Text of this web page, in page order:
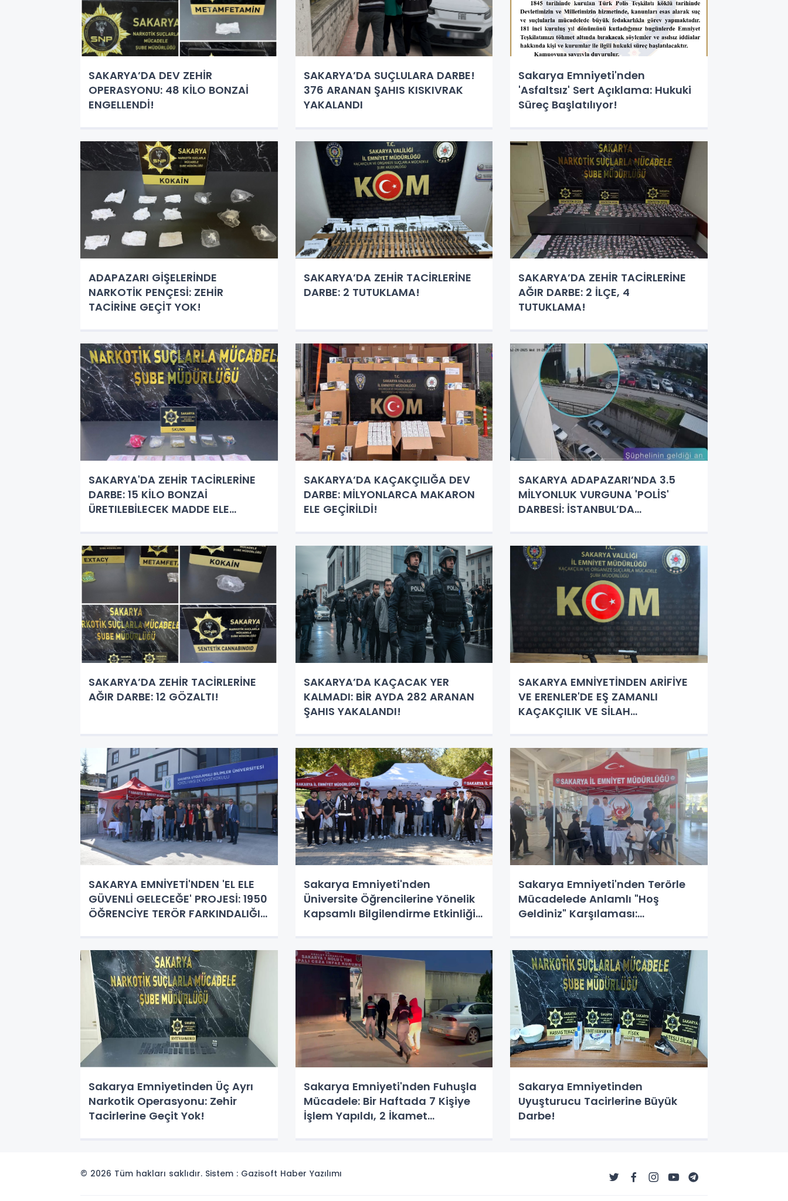
SAKARYA’DA DEV ZEHİR
OPERASYONU: 48 KİLO BONZAİ
ENGELLENDİ!
SAKARYA’DA SUÇLULARA DARBE!
376 ARANAN ŞAHIS KISKIVRAK
YAKALANDI
Sakarya Emniyeti'nden
'Asfaltsız' Sert Açıklama: Hukuki
Süreç Başlatılıyor!
ADAPAZARI GİŞELERİNDE
NARKOTİK PENÇESİ: ZEHİR
TACİRİNE GEÇİT YOK!
SAKARYA’DA ZEHİR TACİRLERİNE
DARBE: 2 TUTUKLAMA!
SAKARYA’DA ZEHİR TACİRLERİNE
AĞIR DARBE: 2 İLÇE, 4
TUTUKLAMA!
SAKARYA'DA ZEHİR TACİRLERİNE
DARBE: 15 KİLO BONZAİ
ÜRETILEBİLECEK MADDE ELE
SAKARYA’DA KAÇAKÇILIĞA DEV
DARBE: MİLYONLARCA MAKARON
ELE GEÇİRİLDİ!
SAKARYA ADAPAZARI’NDA 3.5
MİLYONLUK VURGUNA 'POLİS'
DARBESİ: İSTANBUL’DA
SAKARYA’DA ZEHİR TACİRLERİNE
AĞIR DARBE: 12 GÖZALTI!
SAKARYA’DA KAÇACAK YER
KALMADI: BİR AYDA 282 ARANAN
ŞAHIS YAKALANDI!
SAKARYA EMNİYETİNDEN ARİFİYE
VE ERENLER'DE EŞ ZAMANLI
KAÇAKÇILIK VE SİLAH
SAKARYA EMNİYETİ'NDEN 'EL ELE
GÜVENLİ GELECEĞE' PROJESİ: 1950
ÖĞRENCİYE TERÖR FARKINDALIĞI
Sakarya Emniyeti'nden
Üniversite Öğrencilerine Yönelik
Kapsamlı Bilgilendirme Etkinliği:
Ulaşıldı
Sakarya Emniyeti'nden Terörle
Mücadelede Anlamlı "Hoş
Geldiniz" Karşılaması:
Sakarya Emniyetinden Üç Ayrı
Narkotik Operasyonu: Zehir
Tacirlerine Geçit Yok!
Sakarya Emniyeti'nden Fuhuşla
Mücadele: Bir Haftada 7 Kişiye
İşlem Yapıldı, 2 İkamet
Sakarya Emniyetinden
Uyuşturucu Tacirlerine Büyük
Darbe!
© 2026 Tüm hakları saklıdır. Sistem : Gazisoft Haber Yazılımı